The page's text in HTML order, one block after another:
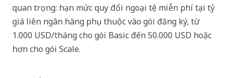
quan trọng: hạn mức quy đổi ngoại tệ miễn phí tại tỷ
giá liên ngân hàng phụ thuộc vào gói đăng ký, từ
1.000 USD/tháng cho gói Basic đến 50.000 USD hoặc
hơn cho gói Scale.